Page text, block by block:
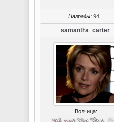
Награды: 94
samantha_carter
.:Волчица:.